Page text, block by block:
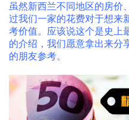
虽然新西兰不同地区的房价
过我们一家的花费对于想来
考价值。应该说这个是史上
的介绍，我们愿意拿出来分
的朋友参考。